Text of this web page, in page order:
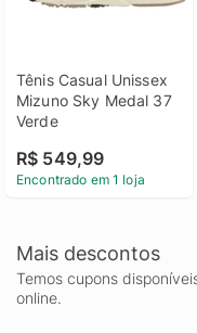
Tênis Casual Unissex
Mizuno Sky Medal 37
Verde
R$ 549,99
Encontrado em 1 loja
Mais descontos
Temos cupons
online.